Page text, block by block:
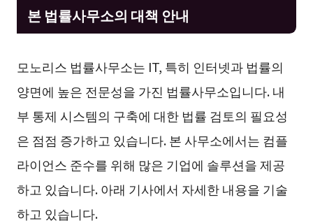
본 법률사무소의 대책 안내
모노리스 법률사무소는 IT, 특히 인터넷과 법률의
양면에 높은 전문성을 가진 법률사무소입니다. 내
부 통제 시스템의 구축에 대한 법률 검토의 필요성
은 점점 증가하고 있습니다. 본 사무소에서는 컴플
라이언스 준수를 위해 많은 기업에 솔루션을 제공
하고 있습니다. 아래 기사에서 자세한 내용을 기술
하고 있습니다.